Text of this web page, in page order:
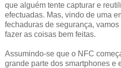
que alguém tente capturar e
efectuadas. Mas, vindo de uma
fechaduras de segurança,
fazer as coisas bem feitas.
Assumindo-se que o NFC
grande parte dos smartphones e